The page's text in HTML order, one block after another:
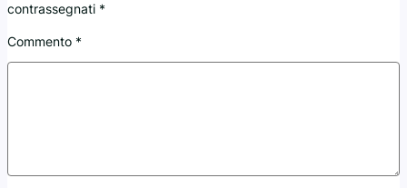
contrassegnati *
Commento *